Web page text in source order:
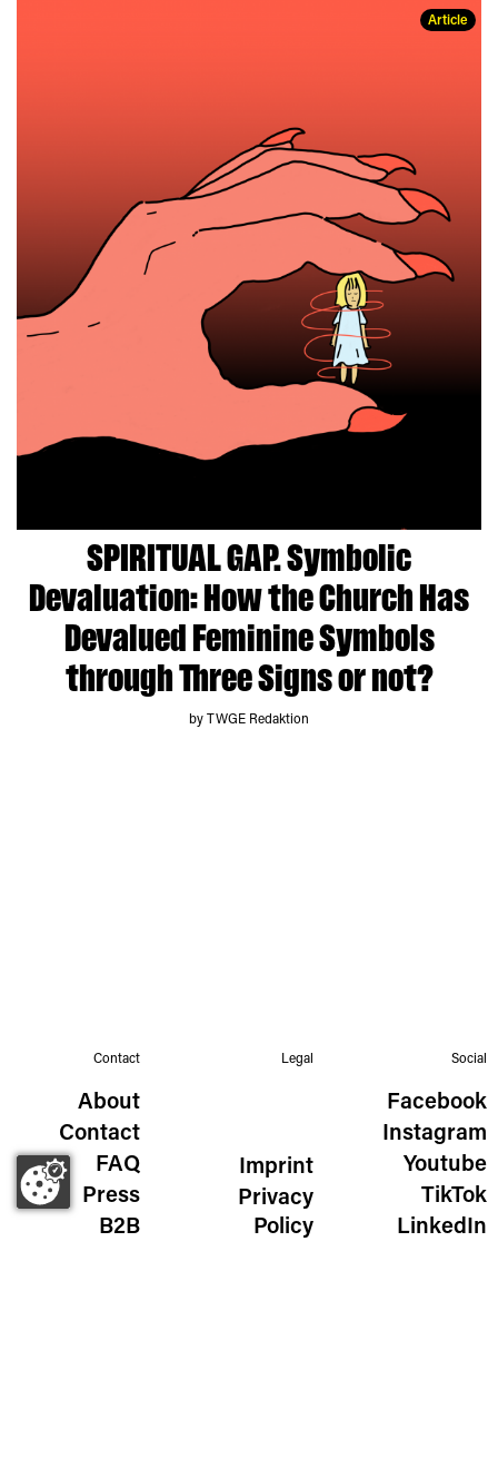
Article
SPIRITUAL GAP. Symbolic
Devaluation: How the Church Has
Devalued Feminine Symbols
through Three Signs or not?
by TWGE Redaktion
Contact
About
Contact
FAQ
Press
B2B
Legal
Imprint
Privacy
Policy
Social
Facebook
Instagram
Youtube
TikTok
LinkedIn